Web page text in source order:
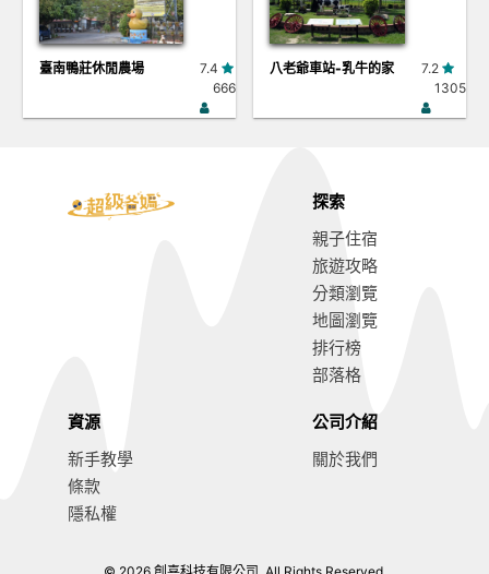
臺南鴨莊休閒農場
7.4
666
八老爺車站-乳牛的家
7.2
1305
探索
親子住宿
旅遊攻略
分類瀏覽
地圖瀏覽
排行榜
部落格
資源
新手教學
條款
隱私權
公司介紹
關於我們